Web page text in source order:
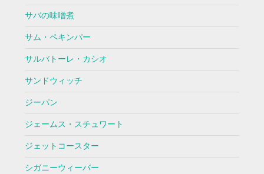
サバの味噌煮
サム・ペキンパー
サルバトーレ・カシオ
サンドウィッチ
ジーパン
ジェームス・スチュワート
ジェットコースター
シガニーウィーバー